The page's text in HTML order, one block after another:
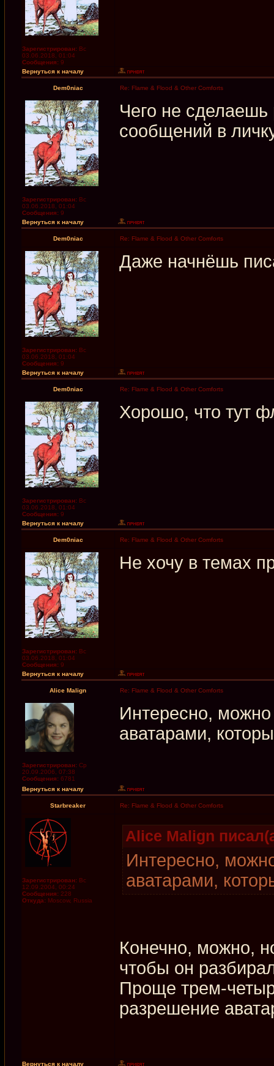
Зарегистрирован: Вс
03.06.2018, 01:04
Сообщения: 9
Вернуться к началу
Dem0niac Re: Flame & Flood & Other Comforts
Зарегистрирован: Вс
03.06.2018, 01:04
Сообщения: 9
Чего не сделаешь
сообщений в
Вернуться к началу
Dem0niac Re: Flame & Flood & Other Comforts
Зарегистрирован: Вс
03.06.2018, 01:04
Сообщения: 9
Даже начнёшь
Вернуться к началу
Dem0niac Re: Flame & Flood & Other Comforts
Зарегистрирован: Вс
03.06.2018, 01:04
Сообщения: 9
Хорошо, что тут
Вернуться к началу
Dem0niac Re: Flame & Flood & Other Comforts
Зарегистрирован: Вс
03.06.2018, 01:04
Сообщения: 9
Не хочу в темах
Вернуться к началу
Alice Malign Re: Flame & Flood & Other Comforts
Зарегистрирован: Ср
20.09.2006, 07:38
Сообщения: 6781
Интересно,
аватарами,
Вернуться к началу
Starbreaker Re: Flame & Flood & Other Comforts
Зарегистрирован: Вс
12.09.2004, 00:24
Сообщения: 228
Откуда: Moscow, Russia
Alice Malign
Интересно,
аватарами,
Конечно, можно,
чтобы он
Проще трем-
разрешение
Вернуться к началу